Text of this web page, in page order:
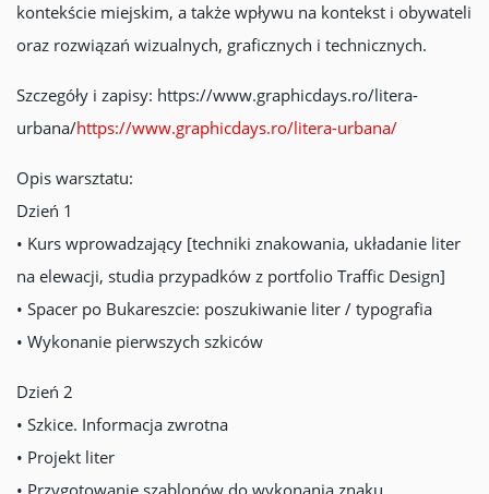
kontekście miejskim, a także wpływu na kontekst i obywateli
oraz rozwiązań wizualnych, graficznych i technicznych.
Szczegóły i zapisy: https://www.graphicdays.ro/litera-
urbana/https://www.graphicdays.ro/litera-urbana/
Opis warsztatu:
Dzień 1
• Kurs wprowadzający [techniki znakowania, układanie liter
na elewacji, studia przypadków z portfolio Traffic Design]
• Spacer po Bukareszcie: poszukiwanie liter / typografia
• Wykonanie pierwszych szkiców
Dzień 2
• Szkice. Informacja zwrotna
• Projekt liter
• Przygotowanie szablonów do wykonania znaku